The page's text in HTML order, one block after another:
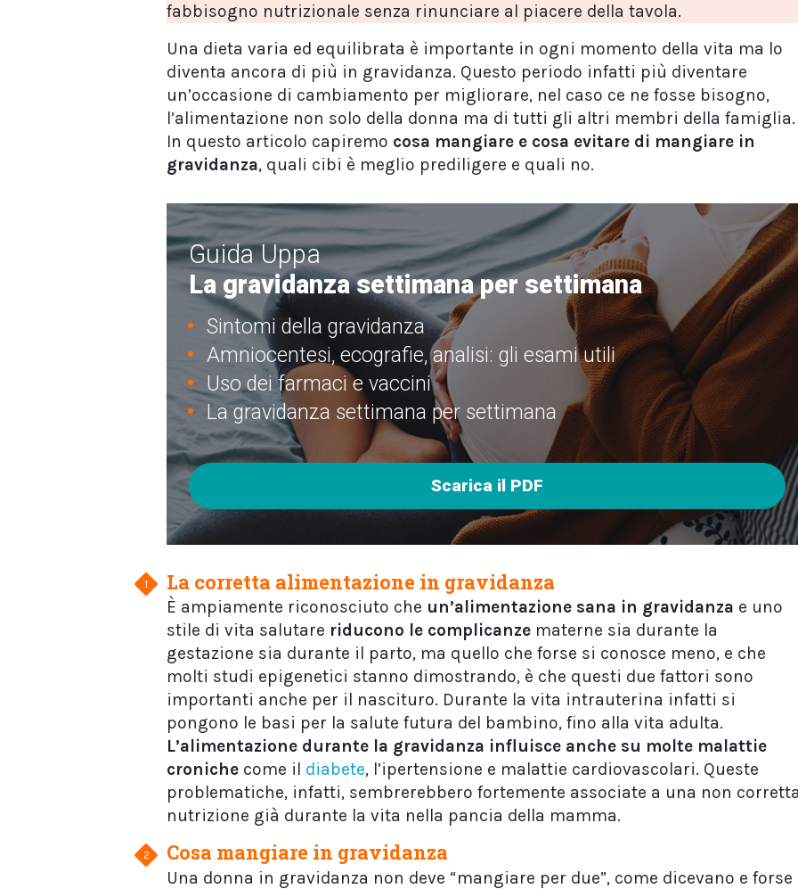
fabbisogno nutrizionale senza rinunciare al piacere della tavola.
Una dieta varia ed equilibrata è importante in ogni momento della vita ma lo
diventa ancora di più in gravidanza. Questo periodo infatti più diventare
un’occasione di cambiamento per migliorare, nel caso ce ne fosse bisogno,
l’alimentazione non solo della donna ma di tutti gli altri membri della famiglia.
In questo articolo capiremo cosa mangiare e cosa evitare di mangiare in
gravidanza, quali cibi è meglio prediligere e quali no.
Guida Uppa
La gravidanza settimana per settimana
Sintomi della gravidanza
Amniocentesi, ecografie, analisi: gli esami utili
Uso dei farmaci e vaccini
La gravidanza settimana per settimana
Scarica il PDF
La corretta alimentazione in gravidanza
È ampiamente riconosciuto che un’alimentazione sana in gravidanza e uno
stile di vita salutare riducono le complicanze materne sia durante la
gestazione sia durante il parto, ma quello che forse si conosce meno, e che
molti studi epigenetici stanno dimostrando, è che questi due fattori sono
importanti anche per il nascituro. Durante la vita intrauterina infatti si
pongono le basi per la salute futura del bambino, fino alla vita adulta.
L’alimentazione durante la gravidanza influisce anche su molte malattie
croniche come il diabete, l’ipertensione e malattie cardiovascolari. Queste
problematiche, infatti, sembrerebbero fortemente associate a una non
nutrizione già durante la vita nella pancia della mamma.
Cosa mangiare in gravidanza
Una donna in gravidanza non deve “mangiare per due”, come dicevano e forse